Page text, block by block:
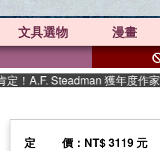
文具選物 漫畫
A.F. Steadman 獲年度作家，
定價 ：NT$ 3119 元